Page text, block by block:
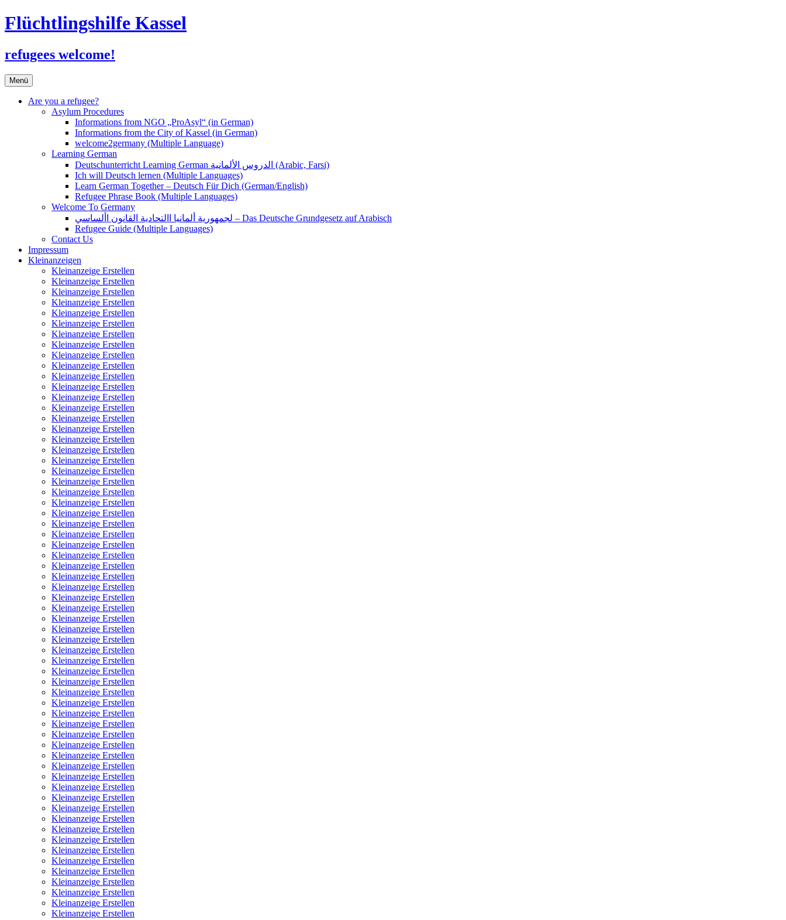
Flüchtlingshilfe Kassel
refugees welcome!
Menü Zum
Inhalt
springen
Are you a refugee?
Asylum Procedures
Informations from NGO „ProAsyl“ (in German)
Informations from the City of Kassel (in German)
welcome2germany (Multiple Language)
Learning German
Deutschunterricht Learning German الدروس الألمانية (Arabic, Farsi)
Ich will Deutsch lernen (Multiple Languages)
Learn German Together – Deutsch Für Dich (German/English)
Refugee Phrase Book (Multiple Languages)
Welcome To Germany
لجمهورية ألمانيا االتحادية القانون األساسي – Das Deutsche Grundgesetz auf Arabisch
Refugee Guide (Multiple Languages)
Contact Us
Impressum
Kleinanzeigen
Kleinanzeige Erstellen
Kleinanzeige Erstellen
Kleinanzeige Erstellen
Kleinanzeige Erstellen
Kleinanzeige Erstellen
Kleinanzeige Erstellen
Kleinanzeige Erstellen
Kleinanzeige Erstellen
Kleinanzeige Erstellen
Kleinanzeige Erstellen
Kleinanzeige Erstellen
Kleinanzeige Erstellen
Kleinanzeige Erstellen
Kleinanzeige Erstellen
Kleinanzeige Erstellen
Kleinanzeige Erstellen
Kleinanzeige Erstellen
Kleinanzeige Erstellen
Kleinanzeige Erstellen
Kleinanzeige Erstellen
Kleinanzeige Erstellen
Kleinanzeige Erstellen
Kleinanzeige Erstellen
Kleinanzeige Erstellen
Kleinanzeige Erstellen
Kleinanzeige Erstellen
Kleinanzeige Erstellen
Kleinanzeige Erstellen
Kleinanzeige Erstellen
Kleinanzeige Erstellen
Kleinanzeige Erstellen
Kleinanzeige Erstellen
Kleinanzeige Erstellen
Kleinanzeige Erstellen
Kleinanzeige Erstellen
Kleinanzeige Erstellen
Kleinanzeige Erstellen
Kleinanzeige Erstellen
Kleinanzeige Erstellen
Kleinanzeige Erstellen
Kleinanzeige Erstellen
Kleinanzeige Erstellen
Kleinanzeige Erstellen
Kleinanzeige Erstellen
Kleinanzeige Erstellen
Kleinanzeige Erstellen
Kleinanzeige Erstellen
Kleinanzeige Erstellen
Kleinanzeige Erstellen
Kleinanzeige Erstellen
Kleinanzeige Erstellen
Kleinanzeige Erstellen
Kleinanzeige Erstellen
Kleinanzeige Erstellen
Kleinanzeige Erstellen
Kleinanzeige Erstellen
Kleinanzeige Erstellen
Kleinanzeige Erstellen
Kleinanzeige Erstellen
Kleinanzeige Erstellen
Kleinanzeige Erstellen
Kleinanzeige Erstellen